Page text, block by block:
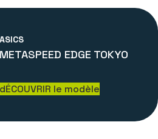
ASICS
METASPEED EDGE TOKYO
dÉCOUVRIR le modèle